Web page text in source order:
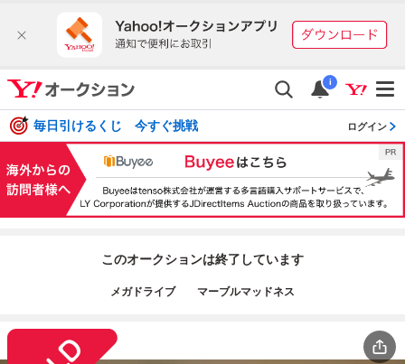
i
毎日引けるくじ 今すぐ挑戦 ログイン
このオークションは終了しています
メガドライブ マーブルマッドネス